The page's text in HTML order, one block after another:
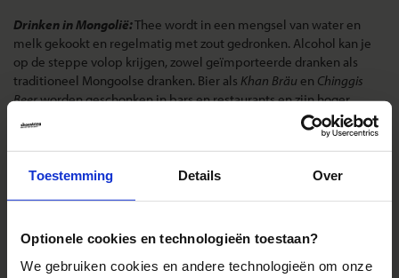
Toestemming Details Over
Optionele cookies en technologieën toestaan?
We gebruiken cookies en andere technologieën om onze
Drinken in Mongolië:Thee wordt in een mengsel van water en
melk gekookt en regelmatig met zout gedronken. Alcohol kan je
op de steppe volop krijgen, zowel geïmporteerde dranken als
traditioneel Mongoolse dranken. Bier als Khan Bräu en Chinggis
Beerworden geschonken in bars en restaurants en zijn hoger
Reizen met Shoestring